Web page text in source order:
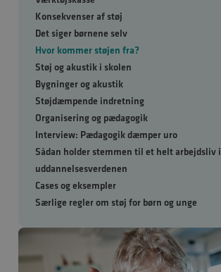
Konsekvenser af støj
Det siger børnene selv
Hvor kommer støjen fra?
Støj og akustik i skolen
Bygninger og akustik
Støjdæmpende indretning
Organisering og pædagogik
Interview: Pædagogik dæmper uro
Sådan holder stemmen til et helt arbejdsliv i
uddannelsesverdenen
Cases og eksempler
Særlige regler om støj for børn og unge